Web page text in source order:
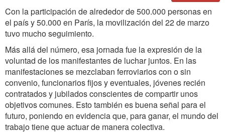
Con la participación de alrededor de 500.000 personas en
el país y 50.000 en París, la movilización del 22 de marzo
tuvo mucho seguimiento.
Más allá del número, esa jornada fue la expresión de la
voluntad de los manifestantes de luchar juntos. En las
manifestaciones se mezclaban ferroviarios con o sin
convenio, funcionarios fijos y eventuales, jóvenes recién
contratados y jubilados conscientes de compartir unos
objetivos comunes. Esto también es buena señal para el
futuro, poniendo en evidencia que, para ganar, el mundo del
trabajo tiene que actuar de manera colectiva.